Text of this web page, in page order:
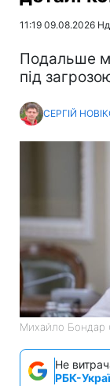
11:19 09.08.2026 Нд
Подальше
під
СЕРГІЙ
Михайло Бондар
Не
РБК-